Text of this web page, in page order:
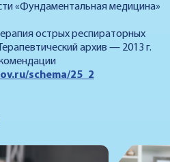
«Фундаментальная медицина»
острых респираторных
архив — 2013 г.
schema/25_2